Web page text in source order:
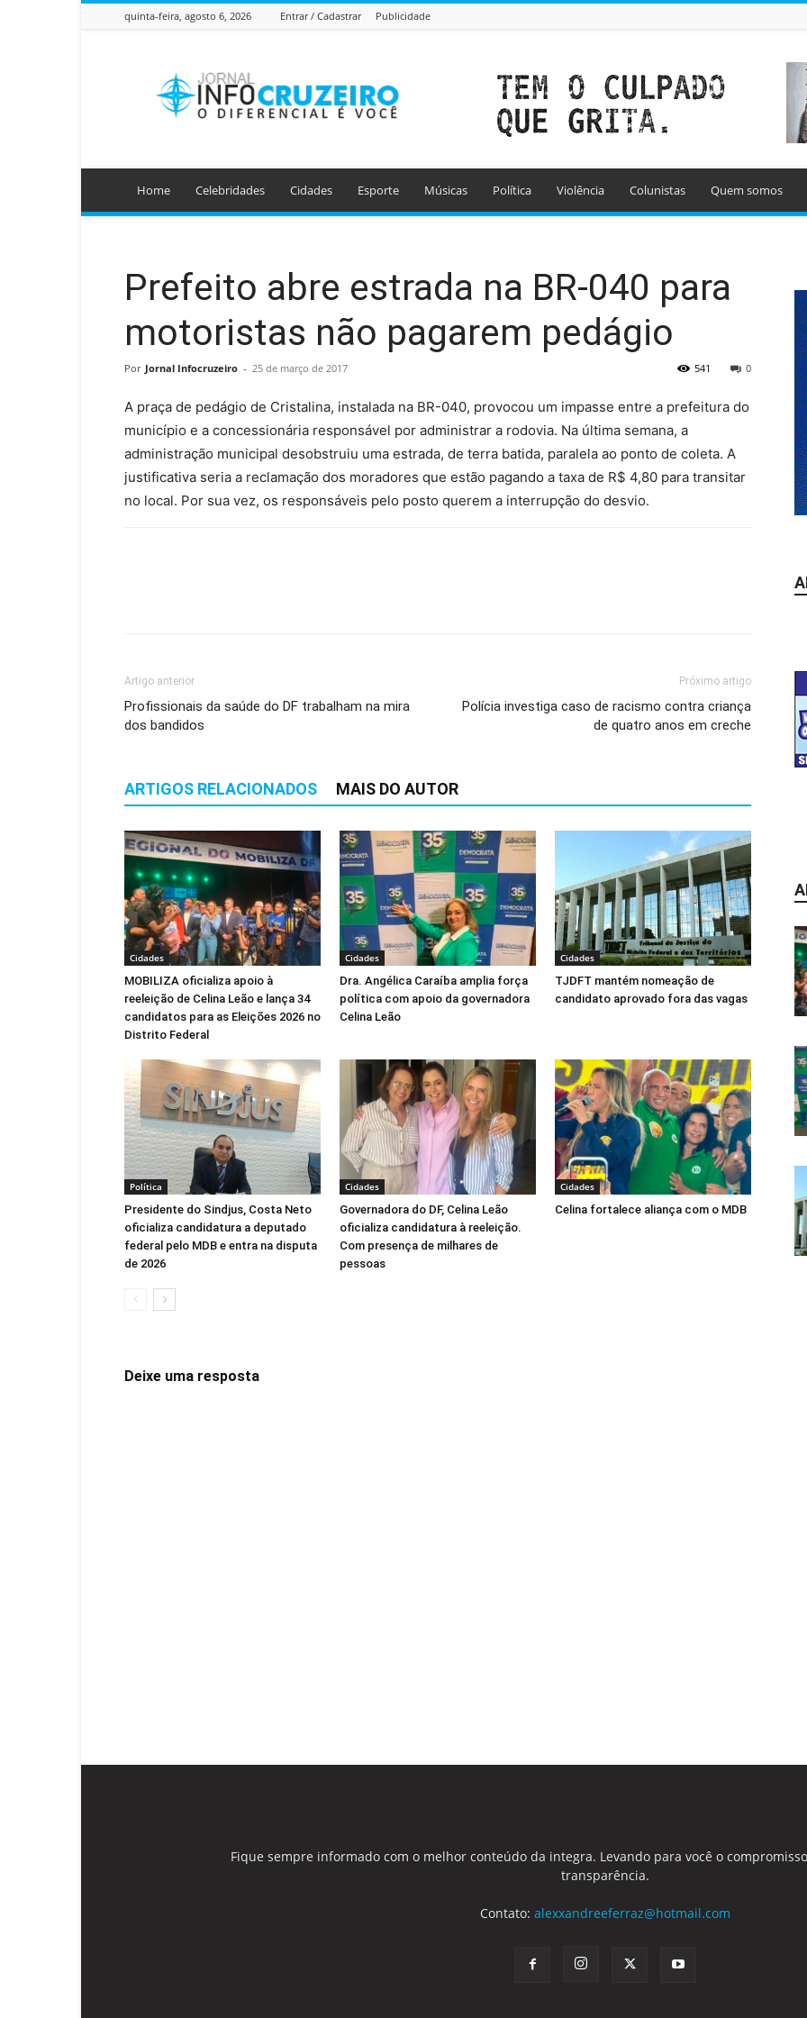
quinta-feira, agosto 6, 2026 Entrar / Cadastrar Publicidade
Info
Cruzeiro
Home Celebridades Cidades Esporte Músicas Política Violência Colunistas Quem somos
Prefeito abre estrada na BR-040 para
motoristas não pagarem pedágio
Por Jornal Infocruzeiro - 25 de março de 2017 0
541
A praça de pedágio de Cristalina, instalada na BR-040, provocou um impasse entre a prefeitura do
município e a concessionária responsável por administrar a rodovia. Na última semana, a
administração municipal desobstruiu uma estrada, de terra batida, paralela ao ponto de coleta. A
justificativa seria a reclamação dos moradores que estão pagando a taxa de R$ 4,80 para transitar
no local. Por sua vez, os responsáveis pelo posto querem a interrupção do desvio.
Artigo anterior
Profissionais da saúde do DF trabalham na mira
dos bandidos
Próximo artigo
Polícia investiga caso de racismo contra criança
de quatro anos em creche
ARTIGOS RELACIONADOS MAIS DO AUTOR
Cidades
MOBILIZA oficializa apoio à
reeleição de Celina Leão e lança 34
candidatos para as Eleições 2026 no
Distrito Federal
Cidades
Dra. Angélica Caraíba amplia força
política com apoio da governadora
Celina Leão
Cidades
TJDFT mantém nomeação de
candidato aprovado fora das vagas
Política
Presidente do Sindjus, Costa Neto
oficializa candidatura a deputado
federal pelo MDB e entra na disputa
de 2026
Cidades
Governadora do DF, Celina Leão
oficializa candidatura à reeleição.
Com presença de milhares de
pessoas
Cidades
Celina fortalece aliança com o MDB
Deixe uma resposta
Fique sempre informado com o melhor conteúdo da integra. Levando para você o
transparência.
Contato: alexxandreeferraz@hotmail.com